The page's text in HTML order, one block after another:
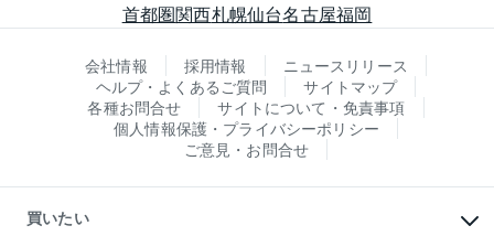
首都圏関西札幌仙台名古屋福岡
会社情報 採用情報
ニュースリリース
ヘルプ・よくあるご質問
サイトマップ
各種お問合せ
サイトについて・免責事項
個人情報保護・プライバシーポリシー
ご意見・お問合せ
買いたい